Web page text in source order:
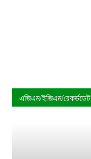
এজিএম/ইজিএম/রেকর্ডডেট